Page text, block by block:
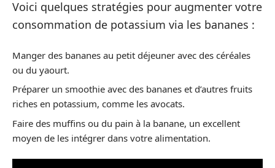
Voici quelques stratégies pour augmenter votre
consommation de potassium via les bananes :
Manger des bananes au petit déjeuner avec des céréales
ou du yaourt.
Préparer un smoothie avec des bananes et d’autres fruits
riches en potassium, comme les avocats.
Faire des muffins ou du pain à la banane, un excellent
moyen de les intégrer dans votre alimentation.